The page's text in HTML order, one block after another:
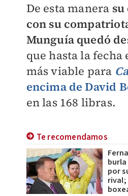
De esta manera
con su
Munguía quedó
que hasta la
más viable para
encima de David
en las 168 libras.
Te recomendamos
por
rival;